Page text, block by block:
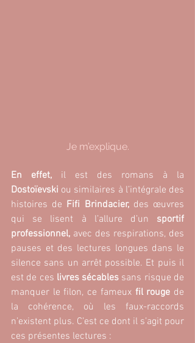
Je m’explique.
En effet, il est des romans à la
Dostoïevski ou similaires à l’intégrale des
histoires de Fifi Brindacier, des œuvres
qui se lisent à l’allure d’un sportif
professionnel, avec des respirations, des
pauses et des lectures longues dans le
silence sans un arrêt possible. Et puis il
est de ces livres sécables sans risque de
manquer le filon, ce fameux fil rouge de
la cohérence, où les faux-raccords
n’existent plus. C’est ce dont il s’agit pour
ces présentes lectures :